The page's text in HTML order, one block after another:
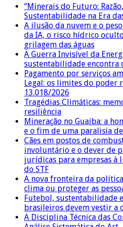
“Minerais do Futuro:
Sustentabilidade na Era
A ilusão da nuvem e o
da IA, o risco hídrico
grilagem das águas
A Guerra Invisível da
sustentabilidade encontra
Pagamento por serviços
Legal: os limites do poder
13.018/2026
Tragédias Climáticas:
resiliência
Mineração no Guaíba: a
e o fim de uma paralisia
Cães em postos de
involuntário e o dever de
jurídicas para empresas à
do STF
A nova fronteira da
clima ou proteger as
Futebol, sustentabilidade
brasileiros devem vestir a
A Disciplina Técnica das